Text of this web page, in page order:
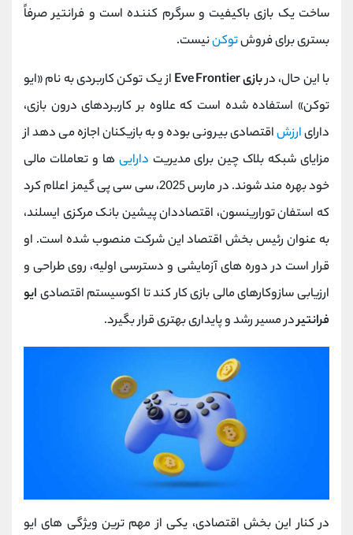
ساخت یک بازی باکیفیت و سرگرم‌ کننده است و فرانتیر صرفاً
بستری برای فروشتوکننیست.
با این حال، دربازی Eve Frontier
از یک توکن کاربردی به نام «ایو
توکن» استفاده شده است که علاوه بر کاربردهای درون ‌بازی،
دارایارزشاقتصادی بیرونی بوده و به بازیکنان اجازه می ‌دهد از
مزایای شبکه بلاک چین برای مدیریت دارایی ‌ها و تعاملات مالی
خود بهره‌ مند شوند. در مارس 2025، سی ‌سی ‌پی گیمز اعلام کرد
که استفان تورارینسون، اقتصاددان پیشین بانک مرکزی ایسلند،
به ‌عنوان رئیس بخش اقتصاد این شرکت منصوب شده است. او
قرار است در دوره‌ های آزمایشی و دسترسی اولیه، روی طراحی و
ارزیابی سازوکارهای مالی بازی کار کند تا اکوسیستم اقتصادی ایو
فرانتیردر مسیر رشد و پایداری بهتری قرار بگیرد.
در کنار این بخش اقتصادی، یکی از مهم ‌ترین ویژگی ‌های ایو